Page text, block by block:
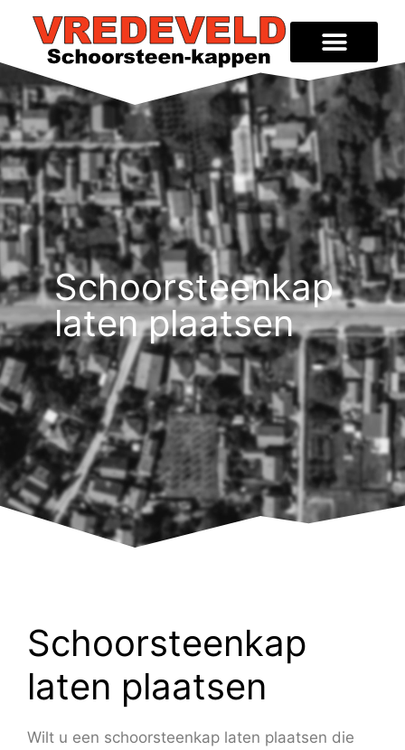
Schoorsteenkap
laten plaatsen
Schoorsteenkap
laten plaatsen
Wilt u een schoorsteenkap laten plaatsen die